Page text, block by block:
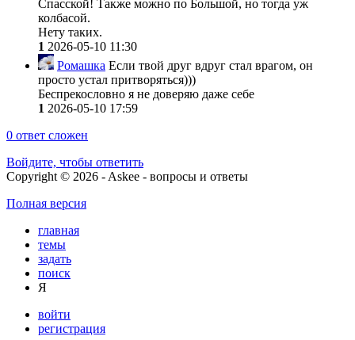
Спасской! Также можно по Большой, но тогда уж
колбасой.
Нету таких.
1 2026-05-10 11:30
Ромашка Если твой друг вдруг стал врагом, он
просто устал притворяться)))
Беспрекословно я не доверяю даже себе
1 2026-05-10 17:59
0 ответ сложен
Войдите, чтобы ответить
Copyright © 2026 - Askee - вопросы и ответы
Полная версия
главная
темы
задать
поиск
Я
войти
регистрация